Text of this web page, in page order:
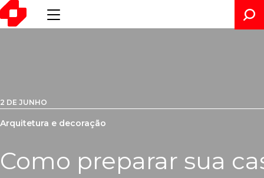
2 DE JUNHO
Arquitetura e decoração
Como preparar sua